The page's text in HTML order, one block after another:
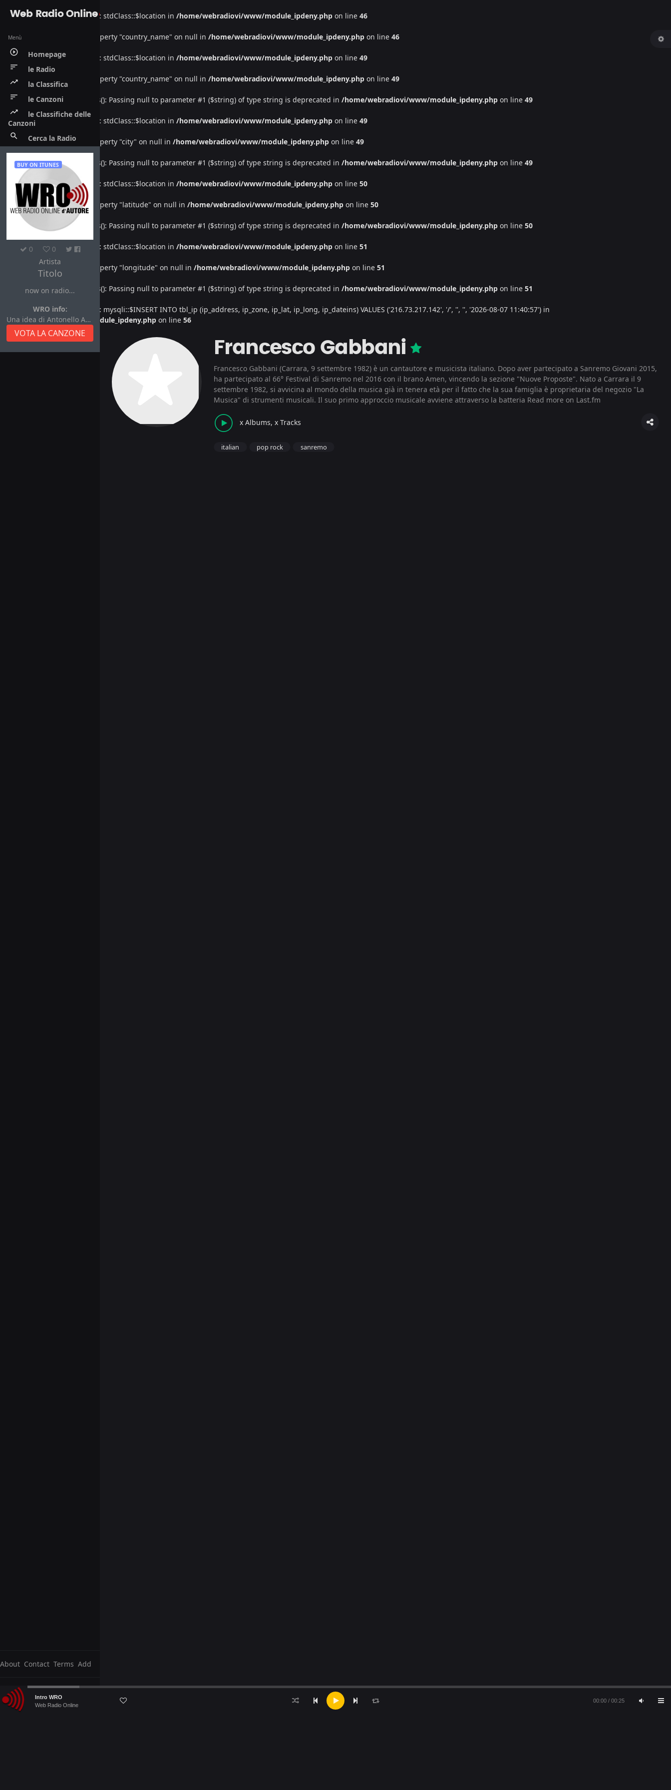
Warning: Undefined property: stdClass::$location in /home/webradiovi/www/module_ipdeny.php on line 46
Warning : Attempt to read property "country_name" on null in /home/webradiovi/www/module_ipdeny.php on line 46
Warning: Undefined property: stdClass::$location in /home/webradiovi/www/module_ipdeny.php on line 49
Warning : Attempt to read property "country_name" on null in /home/webradiovi/www/module_ipdeny.php on line 49
Deprecated: htmlspecialchars(): Passing null to parameter #1 ($string) of type string is deprecated in /home/webradiovi/www/module_ipdeny.php on line 49
Warning: Undefined property: stdClass::$location in /home/webradiovi/www/module_ipdeny.php on line 49
Warning: Attempt to read property "city" on null in /home/webradiovi/www/module_ipdeny.php on line 49
Deprecated: htmlspecialchars(): Passing null to parameter #1 ($string) of type string is deprecated in /home/webradiovi/www/module_ipdeny.php on line 49
Warning: Undefined property: stdClass::$location in /home/webradiovi/www/module_ipdeny.php on line 50
Warning: Attempt to read property "latitude" on null in /home/webradiovi/www/module_ipdeny.php on line 50
Deprecated : htmlspecialchars(): Passing null to parameter #1 ($string) of type string is deprecated in /home/webradiovi/www/module_ipdeny.php on line 50
Warning : Undefined property: stdClass::$location in /home/webradiovi/www/module_ipdeny.php on line 51
: Attempt to read property "longitude" on null in /home/webradiovi/www/module_ipdeny.php on line 51
Deprecated : htmlspecialchars(): Passing null to parameter #1 ($string) of type string is deprecated in /home/webradiovi/www/module_ipdeny.php on line 51
: Undefined property: mysqli::$INSERT INTO tbl_ip (ip_address, ip_zone, ip_lat, ip_long, ip_dateins) VALUES ('216.73.217.142', '/', '', '', '2026-08-07 11:40:57') in
/home/webradiovi/www/module_ipdeny.php on line 56
Web Radio Online
Menù
play_circle_outline Homepage
sort le Radio
trending_up la Classifica
sort le Canzoni
trending_up
le Classifiche delle
Canzoni
search Cerca la Radio
BUY ON ITUNES
0
0
Artista
Titolo
now on radio...
WRO info:
Una idea di Antonello Autore
VOTA LA CANZONE
About Contact Terms Add
Audio
Player
Intro WRO
Web Radio Online
00:00 / 00:25
Francesco Gabbani
Francesco Gabbani (Carrara, 9 settembre 1982) è un cantautore e musicista italiano. Dopo aver partecipato a Sanremo Giovani 2015,
ha partecipato al 66° Festival di Sanremo nel 2016 con il brano Amen, vincendo la sezione "Nuove Proposte". Nato a Carrara il 9
settembre 1982, si avvicina al mondo della musica già in tenera età per il fatto che la sua famiglia è proprietaria del negozio "La
Musica" di strumenti musicali. Il suo primo approccio musicale avviene attraverso la batteria Read more on Last.fm
x Albums, x Tracks
italian pop rock sanremo